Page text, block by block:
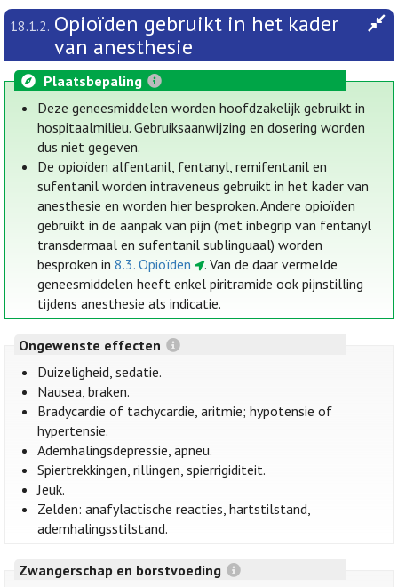
18.1.2. Opioïden gebruikt in het kader
van anesthesie
Plaatsbepaling
Deze geneesmiddelen worden hoofdzakelijk gebruikt in
hospitaalmilieu. Gebruiksaanwijzing en dosering worden
dus niet gegeven.
De opioïden alfentanil, fentanyl, remifentanil en
sufentanil worden intraveneus gebruikt in het kader van
anesthesie en worden hier besproken. Andere opioïden
gebruikt in de aanpak van pijn (met inbegrip van fentanyl
transdermaal en sufentanil sublinguaal) worden
besproken in8.3. Opioïden
. Van de daar vermelde
geneesmiddelen heeft enkel piritramide ook pijnstilling
tijdens anesthesie als indicatie.
Ongewenste effecten
Duizeligheid, sedatie.
Nausea, braken.
Bradycardie of tachycardie, aritmie; hypotensie of
hypertensie.
Ademhalingsdepressie, apneu.
Spiertrekkingen, rillingen, spierrigiditeit.
Jeuk.
Zelden: anafylactische reacties, hartstilstand,
ademhalingsstilstand.
Zwangerschap en borstvoeding